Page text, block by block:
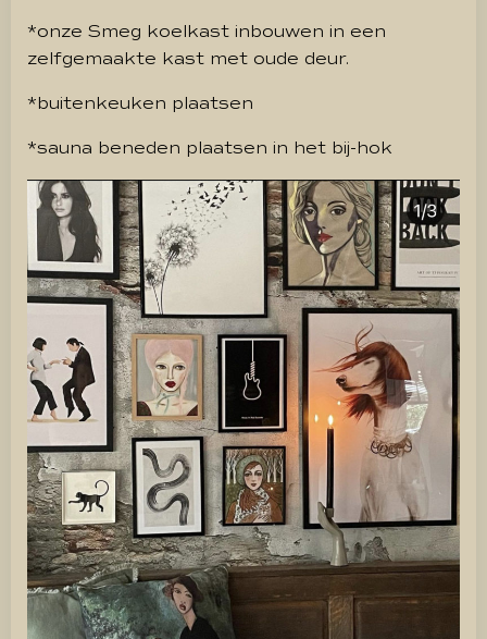
*onze Smeg koelkast inbouwen in een
zelfgemaakte kast met oude deur.
*buitenkeuken plaatsen
*sauna beneden plaatsen in het bij-hok